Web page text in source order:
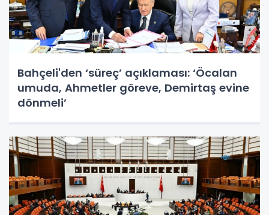
Bahçeli'den ‘süreç’ açıklaması: ‘Öcalan
umuda, Ahmetler göreve, Demirtaş evine
dönmeli’